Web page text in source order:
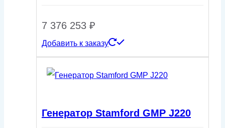
7 376 253 ₽
Добавить к заказу
Генератор Stamford GMP J220